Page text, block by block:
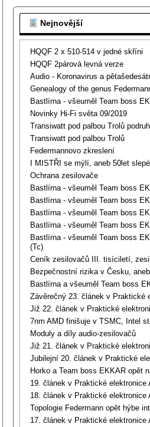
Nejnovější
HQQF 2 x 510-514 v jedné skříni
HQQF 2párová levná verze
Audio - Koronavirus a
Genealogy of the genus
Bastlírna - všeuměl Team boss
Novinky Hi-Fi světa 09/2019
Transiwatt pod palbou Trolů
Transiwatt pod palbou Trolů
Federmannovo zkreslení
I MISTŘI se mýlí, aneb 50let
Ochrana zesilovače
Bastlírna - všeuměl Team boss
Bastlírna - všeuměl Team boss
Bastlírna - všeuměl Team boss
Bastlírna - všeuměl Team boss
Bastlírna - všeuměl Team boss
(Tc)
Ceník zesilovačů III. tisíciletí,
Bezpečnostní rizika v Česku,
Bastlírna a všeuměl Team boss
Závěrečný 23. článek v Praktické
Již 22. článek v Praktické
7nm AMD finišuje v TSMC, Intel
Moduly a díly audio-zesilovačů
Již 21. článek v Praktické
Jubilejní 20. článek v Praktické
Horko a Team boss EKKAR opět
19. článek v Praktické elektronice
18. článek v Praktické elektronice
Topologie Federmann opět hýbe
17. článek v Praktické elektronice